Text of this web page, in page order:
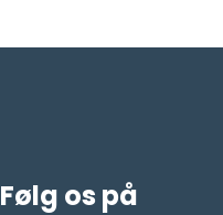
Følg os på